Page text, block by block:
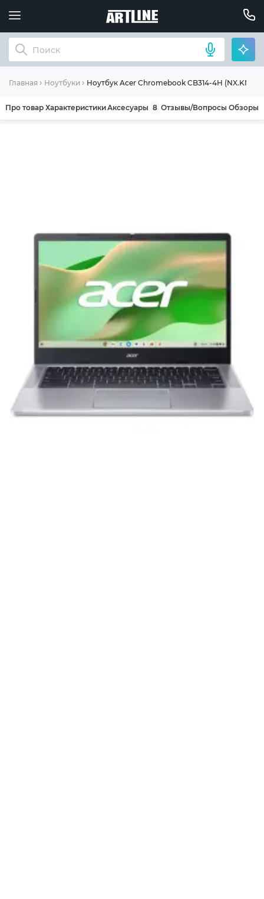
Главная Ноутбуки Ноутбук Acer Chromebook CB314-4H
Про товар ХарактеристикиАксесуары 8 Отзывы/Вопросы Обзоры
нашей продукции. Мы уверены, что
приобретенная вами техника будет служить
вам долгие годы при соблюдении правил
эксплуатации и хранения.
Гарантия от производителя